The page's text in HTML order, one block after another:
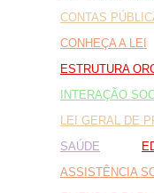
Mensagem*
privacidade
CONTAS
CONHEÇA A LEI
ESTRUTURA
INTERAÇÃO
LEI GERAL DE
SAÚDE
ASSISTÊNCIA